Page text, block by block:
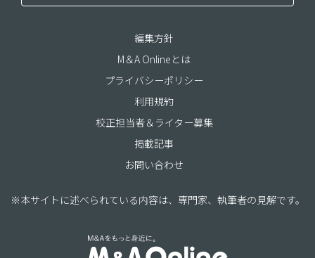
編集方針
M＆A Onlineとは
プライバシーポリシー
利用規約
校正担当者＆ライター募集
掲載記事
お問い合わせ
※本サイトに述べられている内容は、専門家、執筆者の見解です。